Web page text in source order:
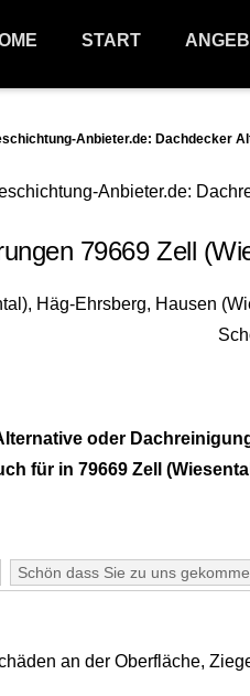
START
Anbieter.de: Dachdecker
79669 Zell
oder
für in 79669 Zell
Schön dass Sie zu uns